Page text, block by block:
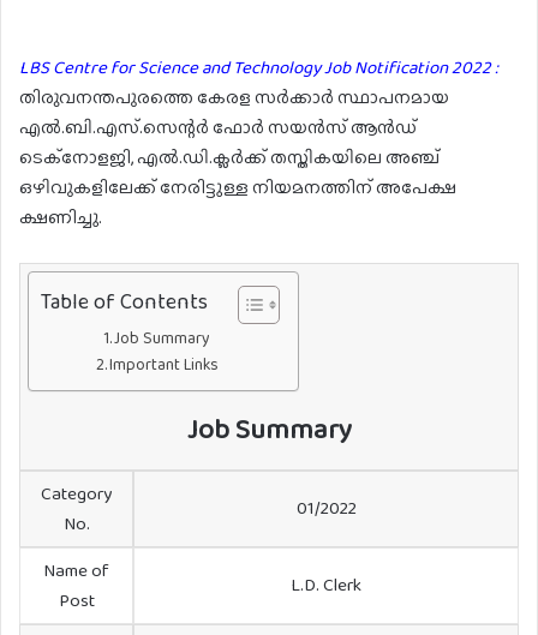
LBS Centre for Science and Technology Job Notification 2022 :
തിരുവനന്തപുരത്തെ കേരള സർക്കാർ സ്ഥാപനമായ
എൽ.ബി.എസ്.സെന്റർ ഫോർ സയൻസ് ആൻഡ്
ടെക്നോളജി, എൽ.ഡി.ക്ലർക്ക് തസ്തികയിലെ അഞ്ച്
ഒഴിവുകളിലേക്ക് നേരിട്ടുള്ള നിയമനത്തിന് അപേക്ഷ
ക്ഷണിച്ചു.
Table of Contents
Job Summary
Important Links
Job Summary
Category
No.
01/2022
Name of
Post
L.D. Clerk